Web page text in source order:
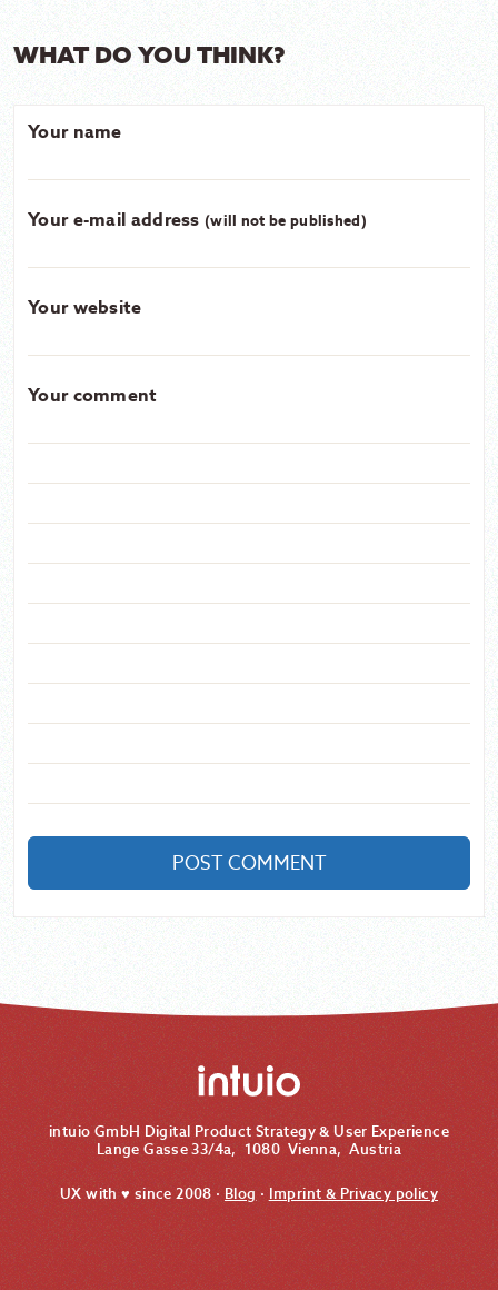
WHAT DO YOU THINK?
Your name
Your e-mail address (will not be published)
Your website
Your comment
POST COMMENT
intuio GmbH Digital Product Strategy & User Experience
Lange Gasse 33/4a, 1080 Vienna,Austria
UX with ♥︎ since 2008 · Blog · Imprint & Privacy policy